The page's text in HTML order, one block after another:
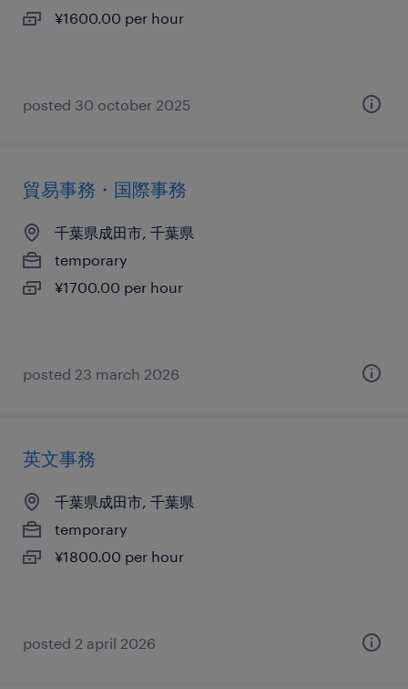
¥1600.00 per hour
posted 30 october 2025
貿易事務・国際事務
千葉県成田市, 千葉県
temporary
¥1700.00 per hour
posted 23 march 2026
英文事務
千葉県成田市, 千葉県
temporary
¥1800.00 per hour
posted 2 april 2026